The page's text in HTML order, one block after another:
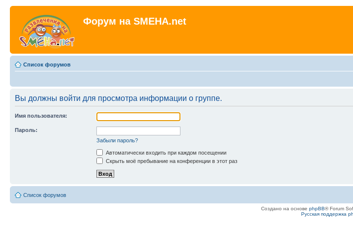
Форум на SMEHA.net
Список форумов
Вы должны войти для просмотра информации о группе.
Имя пользователя:
Пароль:
Забыли пароль?
Автоматически входить при каждом посещении
Скрыть моё пребывание на конференции в этот раз
Список форумов
Создано на основе phpBB® Forum
Русская поддержка